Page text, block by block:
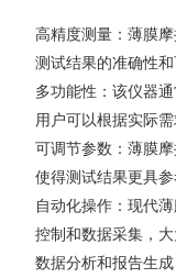
高精度测量 ：薄膜
测试结果的准确性
多功能性 ：该仪器
用户可以根据实际
可调节参数 ：薄膜
使得测试结果更具
自动化操作 ：现代
控制和数据采集，
数据分析和报告生成